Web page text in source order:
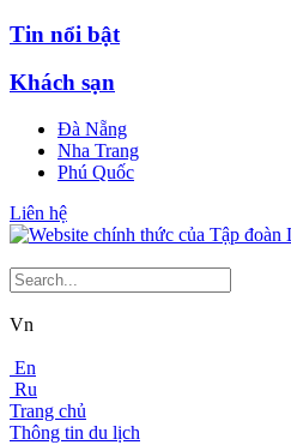
Tin nổi bật
Khách sạn
Đà Nẵng
Nha Trang
Phú Quốc
Liên hệ
Vn
En
Ru
Trang chủ
Thông tin du lịch